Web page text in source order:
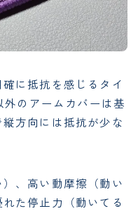
に抵抗を感じるタイ
外のアームカバーは基
方向には抵抗が少な
、高い動摩擦（動い
た停止力（動いてる